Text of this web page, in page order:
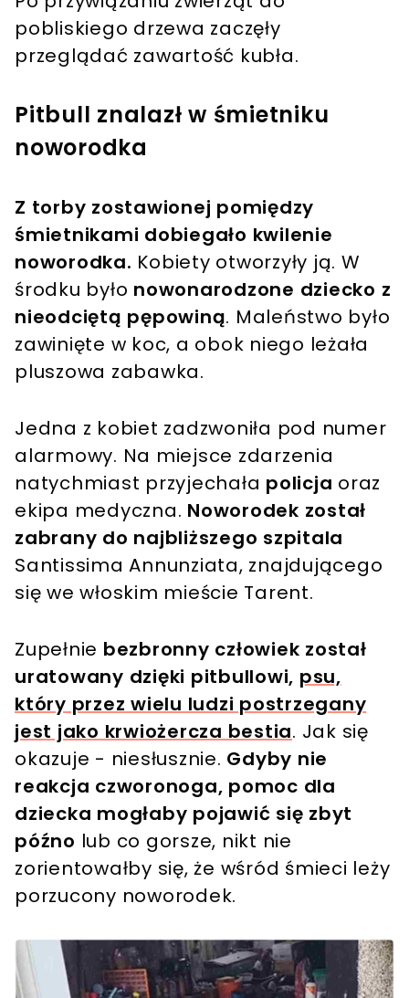
pobliskiego drzewa zaczęły
przeglądać zawartość kubła.
Pitbull znalazł w śmietniku
noworodka
Z torby zostawionej pomiędzy
śmietnikami dobiegało kwilenie
noworodka. Kobiety otworzyły ją. W
środku było nowonarodzone dziecko z
nieodciętą pępowiną. Maleństwo było
zawinięte w koc, a obok niego leżała
pluszowa zabawka.
Jedna z kobiet zadzwoniła pod numer
alarmowy. Na miejsce zdarzenia
natychmiast przyjechała policja oraz
ekipa medyczna. Noworodek został
zabrany do najbliższego szpitala
Santissima Annunziata, znajdującego
się we włoskim mieście Tarent.
Zupełnie bezbronny człowiek został
uratowany dzięki pitbullowi, psu,
który przez wielu ludzi postrzegany
jest jako krwiożercza bestia. Jak się
okazuje - niesłusznie. Gdyby nie
reakcja czworonoga, pomoc dla
dziecka mogłaby pojawić się zbyt
późno lub co gorsze, nikt nie
zorientowałby się, że wśród śmieci leży
porzucony noworodek.